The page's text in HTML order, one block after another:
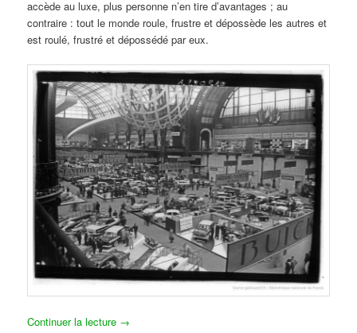
accède au luxe, plus personne n’en tire d’avantages ; au
contraire : tout le monde roule, frustre et dépossède les autres et
est roulé, frustré et dépossédé par eux.
Continuer la lecture →